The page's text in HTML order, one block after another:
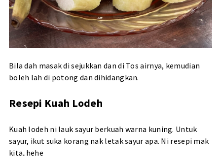
Bila dah masak di sejukkan dan di Tos airnya, kemudian
boleh lah di potong dan dihidangkan.
Resepi Kuah Lodeh
Kuah lodeh ni lauk sayur berkuah warna kuning. Untuk
sayur, ikut suka korang nak letak sayur apa. Ni resepi mak
kita..hehe